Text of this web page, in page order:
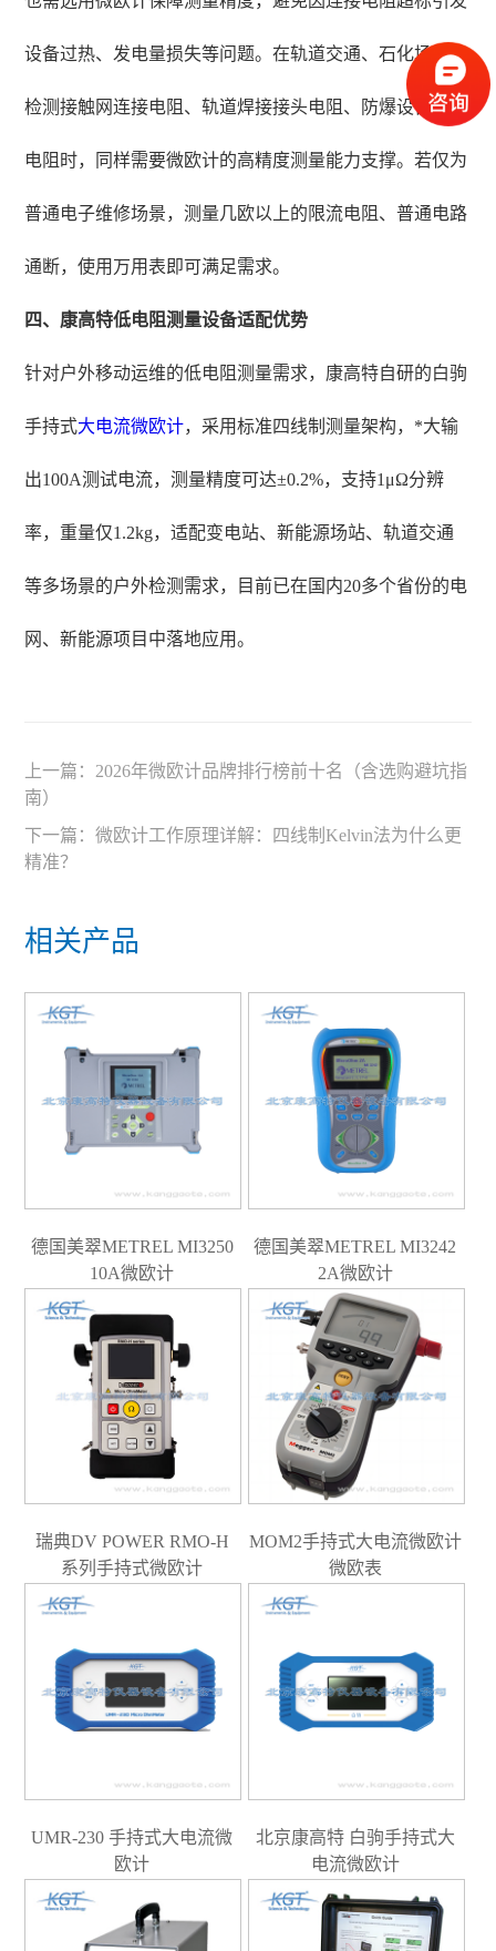
设备过热、发电量损失等问题。在轨道交通、石化场景，
检测接触网连接电阻、轨道焊接接头电阻、防爆设备接地
电阻时，同样需要微欧计的高精度测量能力支撑。若仅为
普通电子维修场景，测量几欧以上的限流电阻、普通电路
通断，使用万用表即可满足需求。
四、康高特低电阻测量设备适配优势
针对户外移动运维的低电阻测量需求，康高特自研的白驹
手持式大电流微欧计，采用标准四线制测量架构，*大输
出100A测试电流，测量精度可达±0.2%，支持1μΩ分辨
率，重量仅1.2kg，适配变电站、新能源场站、轨道交通
等多场景的户外检测需求，目前已在国内20多个省份的电
网、新能源项目中落地应用。
上一篇： 2026年微欧计品牌排行榜前十名（含选购避坑指
南）
下一篇：微欧计工作原理详解：四线制Kelvin法为什么更
精准？
相关产品
德国美翠METREL MI3250
10A微欧计
德国美翠METREL MI3242
2A微欧计
瑞典DV POWER RMO-H
系列手持式微欧计
MOM2手持式大电流微欧计
微欧表
UMR-230 手持式大电流微
欧计
北京康高特 白驹手持式大
电流微欧计